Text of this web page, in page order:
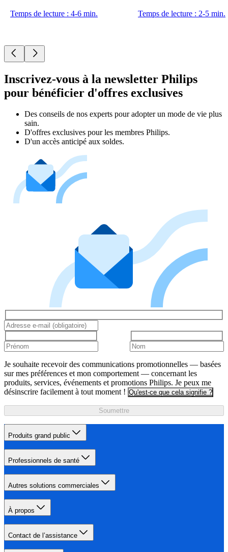
Temps de lecture : 4-6 min. Temps de lecture : 2-5 min.
Inscrivez-vous à la newsletter Philips
pour bénéficier d'offres exclusives
Des conseils de nos experts pour adopter un mode de vie plus
sain.
D'offres exclusives pour les membres Philips.
D'un accès anticipé aux soldes.
Je souhaite recevoir des communications promotionnelles — basées
sur mes préférences et mon comportement — concernant les
produits, services, événements et promotions Philips. Je peux me
désinscrire facilement à tout moment ! Qu'est-ce que cela signifie ?
Soumettre
Produits grand public
Professionnels de santé
Autres solutions commerciales
À propos
Contact de l’assistance